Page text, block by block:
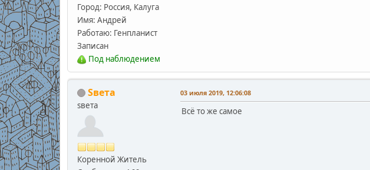
Город: Россия, Калуга
Имя: Андрей
Работаю: Генпланист
Записан
Под наблюдением
Sвета
sвета
Коренной Житель
03 июля 2019, 12:06:08
Всё то же самое